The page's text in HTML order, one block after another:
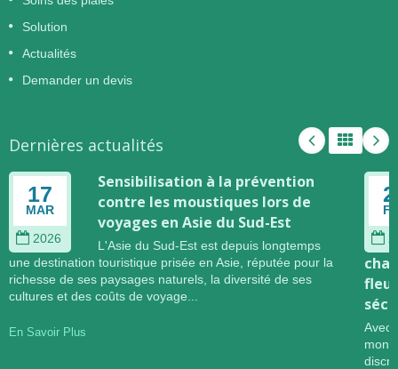
Solution
Actualités
Demander un devis
Dernières actualités
17
MAR
2026
Sensibilisation à la prévention
contre les moustiques lors de
voyages en Asie du Sud-Est
L'Asie du Sud-Est est depuis longtemps
une destination touristique prisée en Asie, réputée pour la
richesse de ses paysages naturels, la diversité de ses
cultures et des coûts de voyage...
En Savoir Plus
Avec